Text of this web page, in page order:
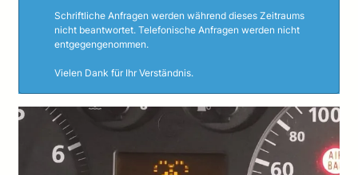
Schriftliche Anfragen werden während dieses Zeitraums
nicht beantwortet. Telefonische Anfragen werden nicht
entgegengenommen.
Vielen Dank für Ihr Verständnis.